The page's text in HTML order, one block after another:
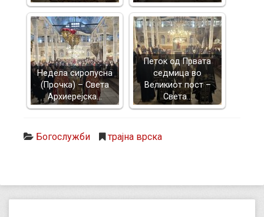
Недела сиропусна
(Прочка) – Света
Архиерејска…
Петок од Првата
седмица во
Великиот пост –
Света…
Богослужби трајна врска